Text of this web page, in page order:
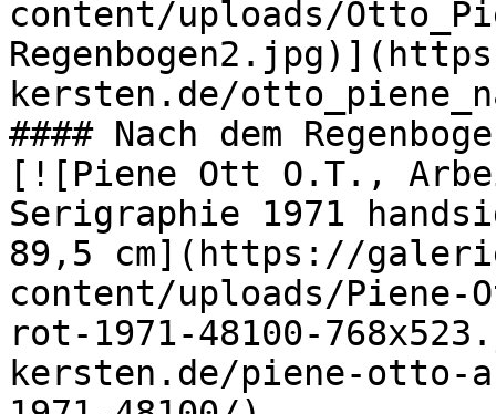
content/uploads/
kersten.de/
#### Nach dem
[![Piene Ott O.T.,
Serigraphie 1971
89,5 cm](https://
content/uploads/
rot-1971-48100-
kersten.de/piene-